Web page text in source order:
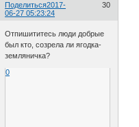
Поделиться 30
2017-
06-27 05:23:24
Отпишититесь люди добрые
был кто, созрела ли ягодка-
земляничка?
0